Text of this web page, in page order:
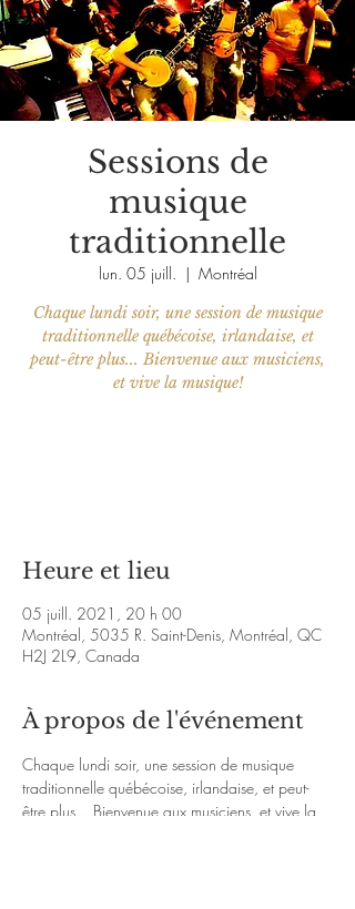
Sessions de
musique
traditionnelle
lun. 05 juill.
  |
Montréal
Chaque lundi soir, une session de musique
traditionnelle québécoise, irlandaise, et
peut-être plus... Bienvenue aux musiciens,
et vive la musique!
Heure et lieu
05 juill. 2021, 20 h 00
Montréal, 5035 R. Saint-Denis, Montréal, QC
H2J 2L9, Canada
À propos de l'événement
Chaque lundi soir, une session de musique
traditionnelle québécoise, irlandaise, et peut-
être plus... Bienvenue aux musiciens, et vive la